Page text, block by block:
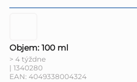
Objem: 100 ml
> 4 týždne
| 1340280
EAN: 4049338004324